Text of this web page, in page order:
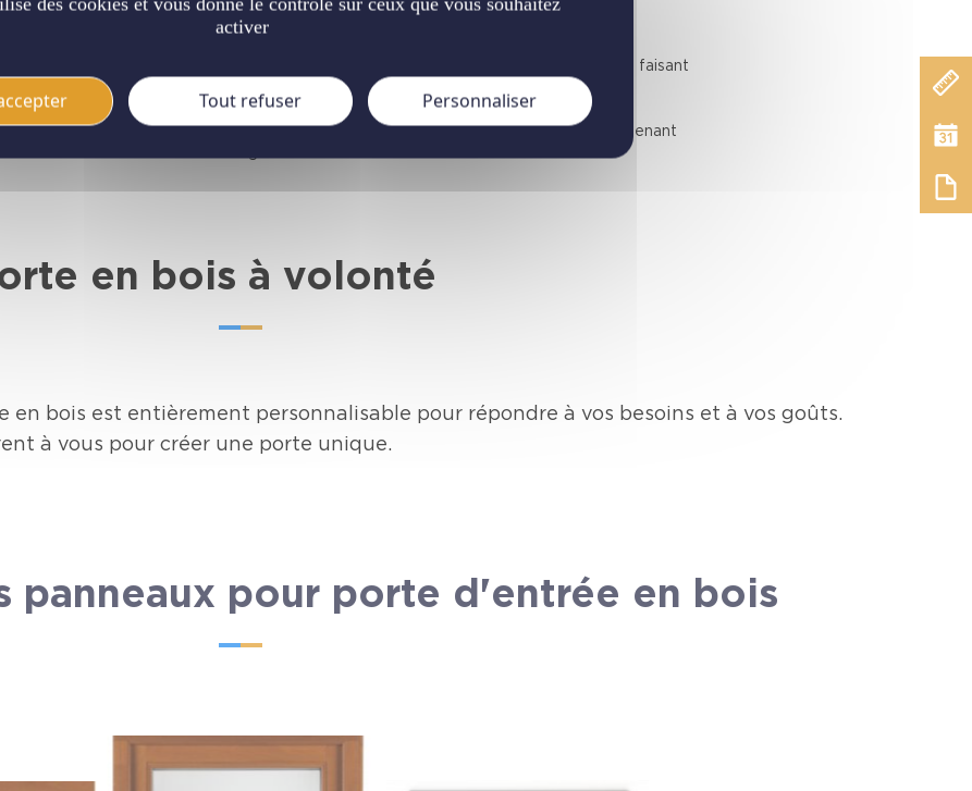
bois est un excellent isolant, offrant une isolation thermique et acoustique supérieure, faisant
lui un choix idéal pour une porte d’entrée. Nos portes en bois sont équipées d'un seuil
à rupture de pont thermique total, permettant d'atteindre des performances
allant jusqu'à UD = 1,3. Cela assure une efficacité énergétique optimale, maintenant
en bois à volonté
en bois est entièrement personnalisable pour répondre à vos besoins et à vos goûts.
à vous pour créer une porte unique.
panneaux pour porte d'entrée en bois
activer
Tout refuser Personnaliser